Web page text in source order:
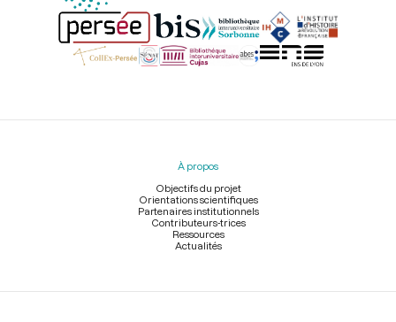
Menu
À propos
Objectifs du projet
Orientations scientifiques
Partenaires institutionnels
Contributeurs-trices
Ressources
Actualités